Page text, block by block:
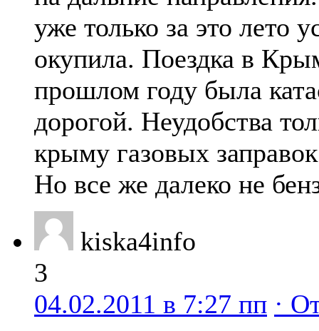
уже только за это лето
окупила. Поездка в
прошлом году была
дорогой. Неудобства
крыму газовых
Но все же далеко не
kiska4info
3
04.02.2011 в 7:27 пп ·